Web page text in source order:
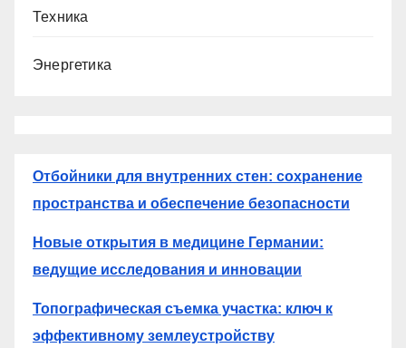
Техника
Энергетика
Отбойники для внутренних стен: сохранение
пространства и обеспечение безопасности
Новые открытия в медицине Германии:
ведущие исследования и инновации
Топографическая съемка участка: ключ к
эффективному землеустройству